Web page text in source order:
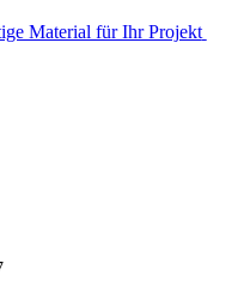
Material für Ihr Projekt